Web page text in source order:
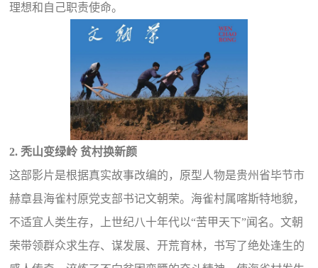
理想和自己职责使命。
2. 秃山变绿岭 贫村换新颜
这部影片是根据真实故事改编的，原型人物是贵州省毕节市
赫章县海雀村原党支部书记文朝荣。海雀村属喀斯特地貌，
不适宜人类生存，上世纪八十年代以“苦甲天下”闻名。文朝
荣带领群众求生存、谋发展、开荒育林，书写了绝处逢生的